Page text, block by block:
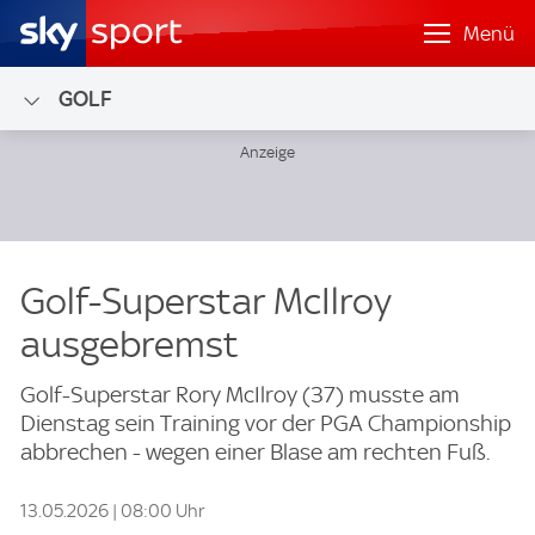
Menü
GOLF
Golf-Superstar McIlroy
ausgebremst
Golf-Superstar Rory McIlroy (37) musste am
Dienstag sein Training vor der PGA Championship
abbrechen - wegen einer Blase am rechten Fuß.
13.05.2026 | 08:00 Uhr